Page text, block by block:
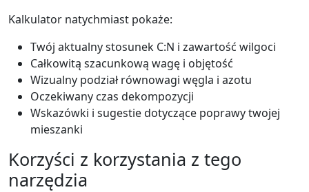
Kalkulator natychmiast pokaże:
Twój aktualny stosunek C:N i zawartość wilgoci
Całkowitą szacunkową wagę i objętość
Wizualny podział równowagi węgla i azotu
Oczekiwany czas dekompozycji
Wskazówki i sugestie dotyczące poprawy twojej
mieszanki
Korzyści z korzystania z tego
narzędzia